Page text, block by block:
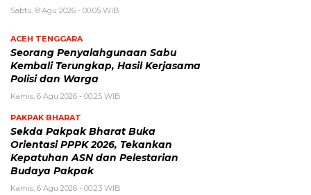
Sabtu, 8 Agu 2026 - 00:05 WIB
ACEH TENGGARA
Seorang Penyalahgunaan Sabu
Kembali Terungkap, Hasil Kerjasama
Polisi dan Warga
Kamis, 6 Agu 2026 - 00:25 WIB
PAKPAK BHARAT
Sekda Pakpak Bharat Buka
Orientasi PPPK 2026, Tekankan
Kepatuhan ASN dan Pelestarian
Budaya Pakpak
Kamis, 6 Agu 2026 - 00:23 WIB